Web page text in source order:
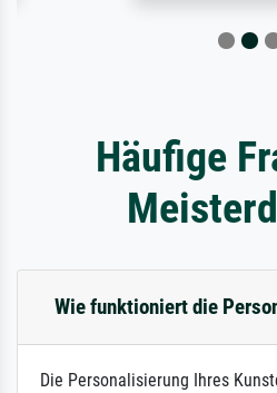
Häufige
Wie funktioniert die
Die Personalisierung Ihres